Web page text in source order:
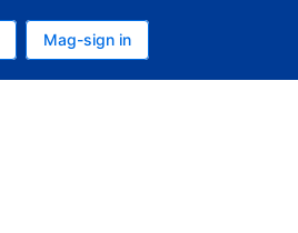
Mag-sign in